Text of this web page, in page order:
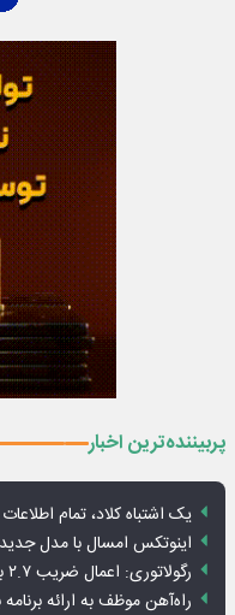
پربیننده‌ترین اخبار
یک اشتباه کلاد، تمام اطلاعات
اینوتکس امسال با مدل
رگولاتوری: اعمال ضریب ۲.۷ برای اینترنت بین‌الملل صحت ندارد
راه‌آهن موظف به ارائه